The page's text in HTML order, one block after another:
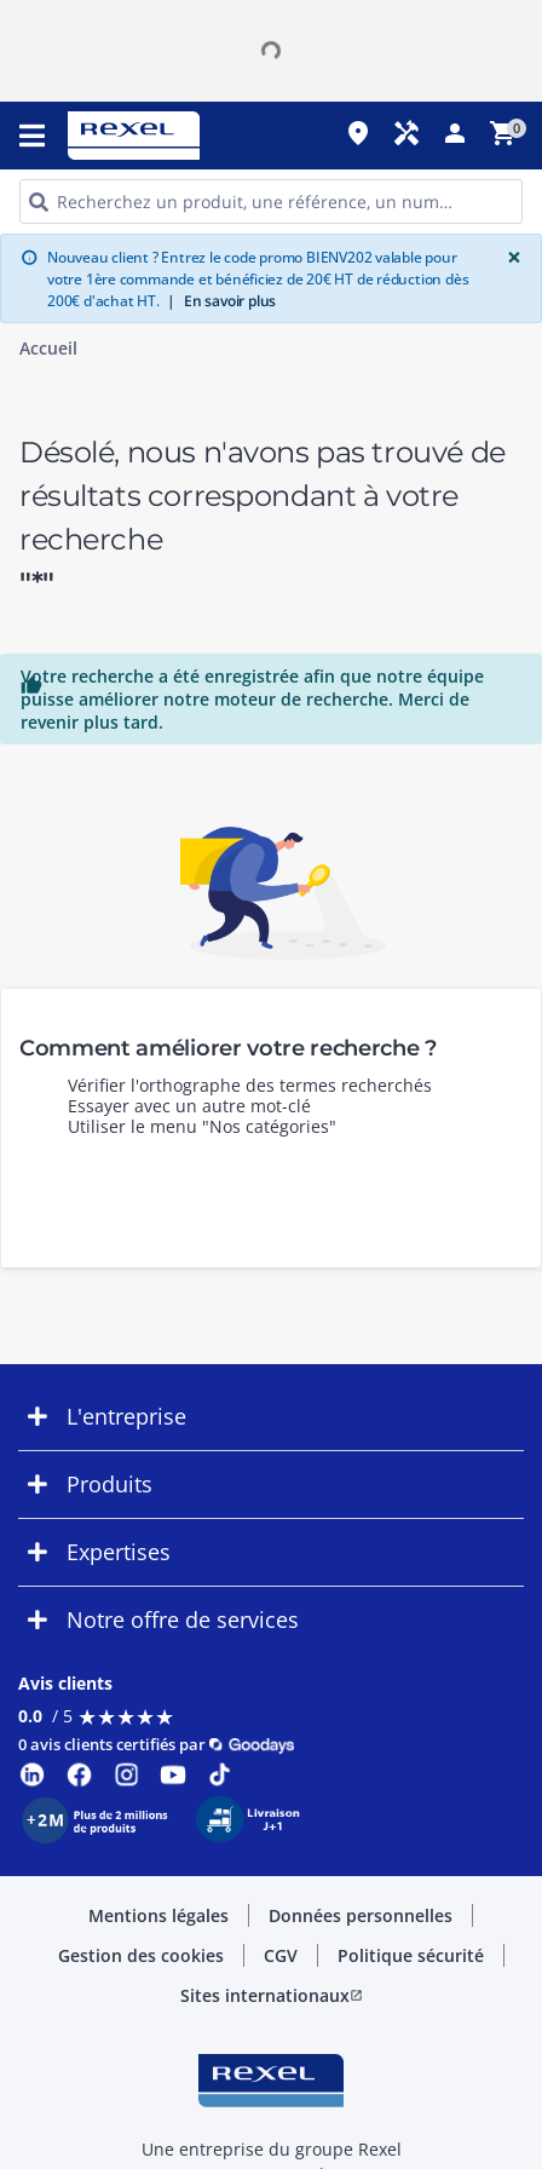
place handyman person shopping_cart0
info Nouveau client ? Entrez le code promo BIENV202 valable pour
votre 1ère commande et bénéficiez de 20€ HT de réduction dès
200€ d'achat HT. | En savoir plus
×
Accueil
Désolé, nous n'avons pas trouvé de
résultats correspondant à votre
recherche
"*"

Votre recherche a été enregistrée afin que notre équipe
puisse améliorer notre moteur de recherche. Merci de
revenir plus tard.
Comment améliorer votre recherche ?
Vérifier l'orthographe des termes recherchés
Essayer avec un autre mot-clé
Utiliser le menu "Nos catégories"
L'entreprise
Produits
Expertises
Notre offre de services
Avis clients
0.0 / 5 ★★★★★
★★★★★
0 avis clients certifiés par
Mentions légales
Données personnelles
Gestion des cookies
CGV
Politique sécurité
Sites internationauxopen_in_new
Une entreprise du groupe Rexel